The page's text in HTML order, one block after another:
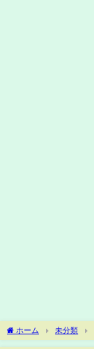
ホーム 未分類
ヒェッ